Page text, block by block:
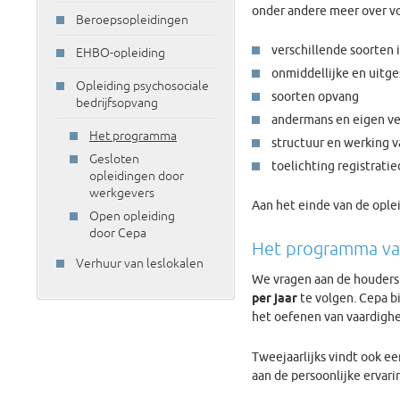
Beroepsopleidingen
EHBO-opleiding
Opleiding psychosociale
bedrijfsopvang
Het programma
Gesloten
opleidingen door
werkgevers
Open opleiding
door Cepa
Verhuur van leslokalen
onder andere meer over
verschillende soorten
onmiddellijke en
soorten opvang
andermans en eigen
structuur en werking
toelichting
Aan het einde van de
Het programma
We vragen aan de
per jaar te volgen. Cepa
het oefenen van
Tweejaarlijks vindt ook
aan de persoonlijke